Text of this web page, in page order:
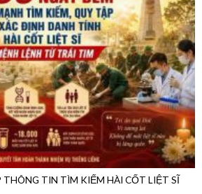
THÔNG TIN TÌM KIẾM HÀI CỐT LIỆT SĨ